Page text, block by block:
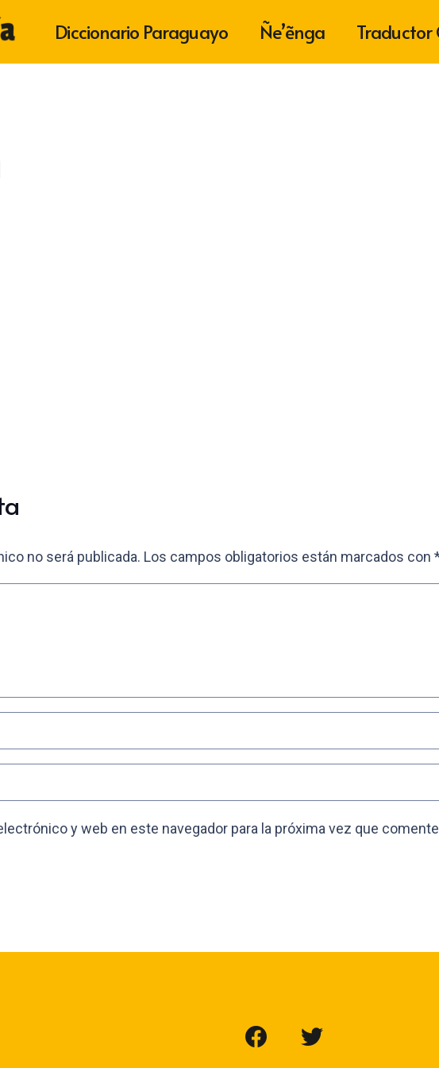
Diccionario Paraguayo Ñe’ẽnga Traductor
no será publicada. Los campos obligatorios están marcados con
y web en este navegador para la próxima vez que